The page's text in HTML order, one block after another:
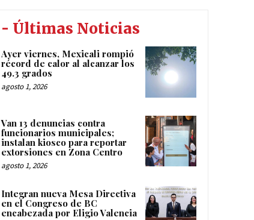
- Últimas Noticias
Ayer viernes, Mexicali rompió
récord de calor al alcanzar los
49.3 grados
agosto 1, 2026
Van 13 denuncias contra
funcionarios municipales;
instalan kiosco para reportar
extorsiones en Zona Centro
agosto 1, 2026
Integran nueva Mesa Directiva
en el Congreso de BC
encabezada por Eligio Valencia